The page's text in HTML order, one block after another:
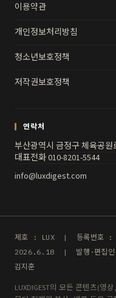
이용약관
개인정보처리방침
청소년보호정책
저작권보호정책
연락처
부산광역시 금정구 체육공원
대표전화 010-8201-5544
info@luxdigest.com
제호 : LUX | 등록번호 :
2026.6.18 | 발행·편집
김지훈
LUXDIGEST의 모든 콘텐츠(영